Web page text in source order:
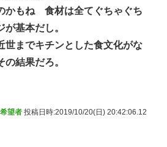
かもね 食材は全てぐちゃぐち
が基本だし。
までキチンとした食文化がな
結果だろ。
望者 投稿日時:2019/10/20(日) 20:42:06.12